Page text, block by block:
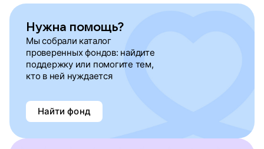
Нужна помощь?
Мы собрали каталог
проверенных фондов: найдите
поддержку или помогите тем,
кто в ней нуждается
Найти фонд